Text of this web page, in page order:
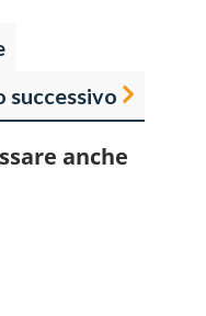
anche